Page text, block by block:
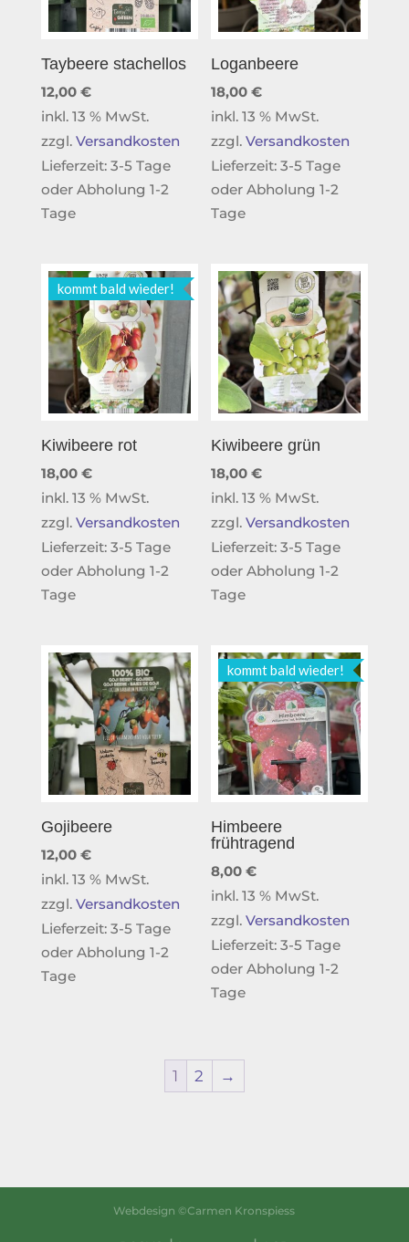
Taybeere stachellos
12,00 €
inkl. 13 % MwSt.
zzgl. Versandkosten
Lieferzeit: 3-5 Tage
oder Abholung 1-2
Tage
Loganbeere
18,00€
inkl. 13 % MwSt.
zzgl.Versandkosten
Lieferzeit:3-5 Tage
oder Abholung 1-2
Tage
kommt bald wieder!
Kiwibeere rot
18,00 €
inkl. 13 % MwSt.
zzgl. Versandkosten
Lieferzeit: 3-5 Tage
oder Abholung 1-2
Tage
Kiwibeere grün
18,00€
inkl. 13 % MwSt.
zzgl.Versandkosten
Lieferzeit:3-5 Tage
oder Abholung 1-2
Tage
Gojibeere
12,00 €
inkl. 13 % MwSt.
zzgl. Versandkosten
Lieferzeit: 3-5 Tage
oder Abholung 1-2
Tage
kommt bald wieder!
Himbeere
frühtragend
8,00€
inkl. 13 % MwSt.
zzgl.Versandkosten
Lieferzeit:3-5 Tage
oder Abholung 1-2
Tage
1 2 →
Webdesign ©Carmen Kronspiess